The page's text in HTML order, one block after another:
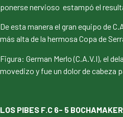
ponerse nervioso estampó el
De esta manera el gran equipo de
más alta de la hermosa Copa de
Figura: German Merlo (C.A.V.I), el
movedizo y fue un dolor de cabeza
LOS PIBES F.C 6- 5